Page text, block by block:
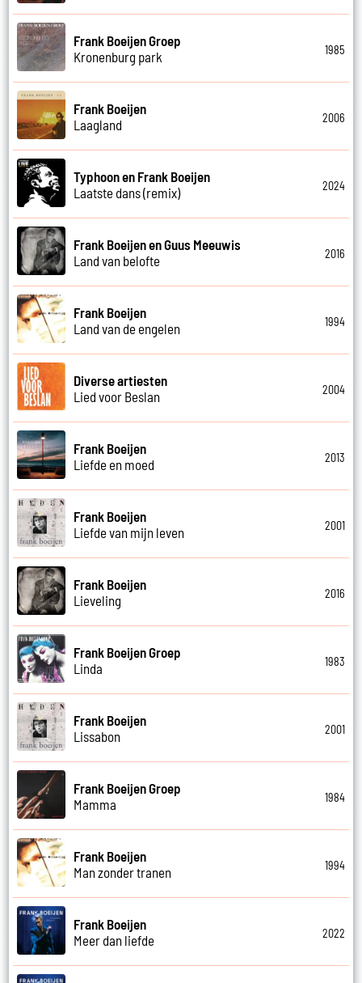
Frank Boeijen Groep
Kronenburg park
1985
Frank Boeijen
Laagland
2006
Typhoon en Frank Boeijen
Laatste dans (remix)
2024
Frank Boeijen en Guus Meeuwis
Land van belofte
2016
Frank Boeijen
Land van de engelen
1994
Diverse artiesten
Lied voor Beslan
2004
Frank Boeijen
Liefde en moed
2013
Frank Boeijen
Liefde van mijn leven
2001
Frank Boeijen
Lieveling
2016
Frank Boeijen Groep
Linda
1983
Frank Boeijen
Lissabon
2001
Frank Boeijen Groep
Mamma
1984
Frank Boeijen
Man zonder tranen
1994
Frank Boeijen
Meer dan liefde
2022